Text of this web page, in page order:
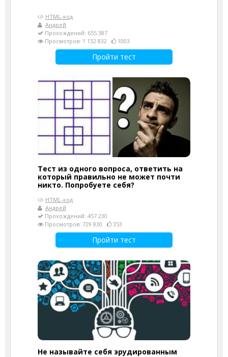
HTML-код
Андрей
Прохождений: 655 387
Просмотров: 1 132 832
1003
Пройти тест
Тест из одного вопроса, ответить на
который правильно не может почти
никто. Попробуете себя?
HTML-код
Андрей
Прохождений: 457 230
Просмотров: 729 830
353
Пройти тест
Не называйте себя эрудированным